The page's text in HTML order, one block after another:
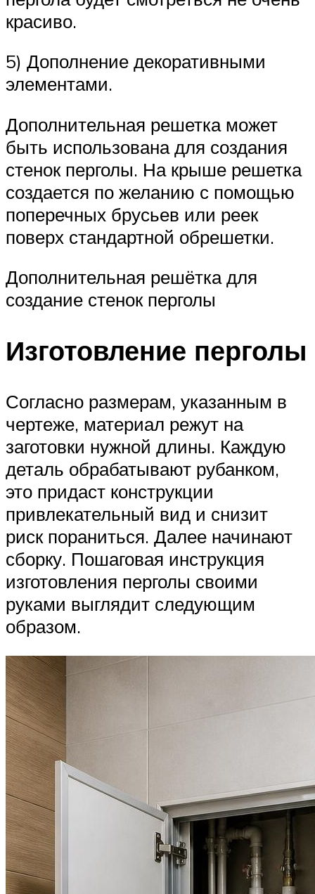
красиво.
5) Дополнение декоративными
элементами.
Дополнительная решетка может
быть использована для создания
стенок перголы. На крыше решетка
создается по желанию с помощью
поперечных брусьев или реек
поверх стандартной обрешетки.
Дополнительная решётка для
создание стенок перголы
Изготовление перголы
Согласно размерам, указанным в
чертеже, материал режут на
заготовки нужной длины. Каждую
деталь обрабатывают рубанком,
это придаст конструкции
привлекательный вид и снизит
риск пораниться. Далее начинают
сборку. Пошаговая инструкция
изготовления перголы своими
руками выглядит следующим
образом.